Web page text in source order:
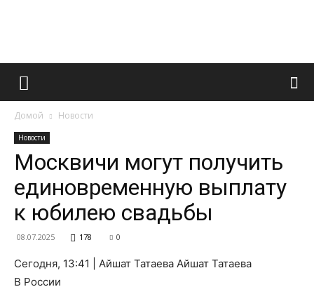
Французский
и
Домой Новости
Новости
Москвичи могут получить
единовременную выплату
к юбилею свадьбы
08.07.2025 178 0
Сегодня, 13:41 | Айшат Татаева Айшат Татаева
В России